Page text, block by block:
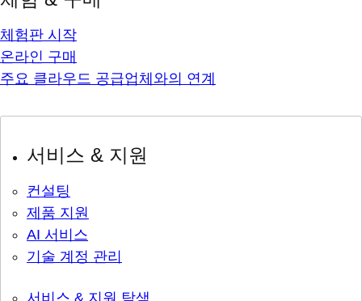
체험판 시작
온라인 구매
주요 클라우드 공급업체와의 연계
서비스 & 지원
컨설팅
제품 지원
AI 서비스
기술 계정 관리
서비스 & 지원 탐색